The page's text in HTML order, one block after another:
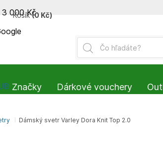
3 000 Kč
Košík (0 Kč)
Dámský svetr Varley Dora Knit Top 2.0
Značky Dárkové vouchery